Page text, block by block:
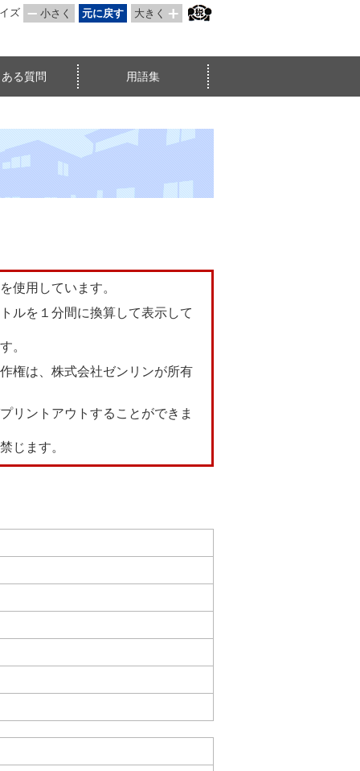
ズ 小さく 元に戻す 大きく
る質問 用語集
使用しています。
ルを１分間に換算して表示して
。
権は、株式会社ゼンリンが所有
リントアウトすることができま
じます。